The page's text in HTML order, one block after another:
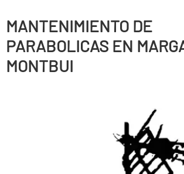
MANTENIMIENTO DE
PARABOLICAS EN
MONTBUI